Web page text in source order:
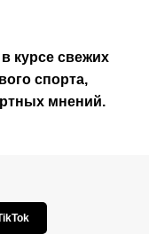
курсе свежих
спорта,
мнений.